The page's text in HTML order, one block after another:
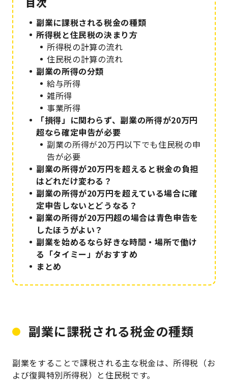
副業に課税される税金の種類
所得税と住民税の決まり方
所得税の計算の流れ
住民税の計算の流れ
副業の所得の分類
給与所得
雑所得
事業所得
「損得」に関わらず、副業の所得が20万円
超なら確定申告が必要
副業の所得が20万円以下でも住民税の申
告が必要
副業の所得が20万円を超えると税金の負担
はどれだけ変わる？
副業の所得が20万円を超えている場合に確
定申告しないとどうなる？
副業の所得が20万円超の場合は青色申告を
したほうがよい？
副業を始めるなら好きな時間・場所で働け
る「タイミー」がおすすめ
まとめ
副業に課税される税金の種類
副業をすることで課税される主な税金は、所得税（お
よび復興特別所得税）と住民税です。